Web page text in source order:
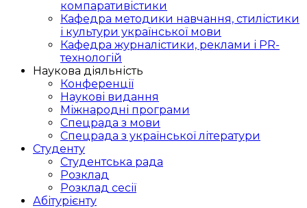
компаративістики
Кафедра методики навчання, стилістики
і культури української мови
Кафедра журналістики, реклами і PR-
технологій
Наукова діяльність
Конференції
Наукові видання
Міжнародні програми
Спецрада з мови
Спецрада з української літератури
Студенту
Студентська рада
Розклад
Розклад сесії
Абітурієнту